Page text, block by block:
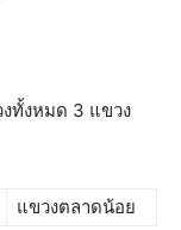
ทั้งหมด 3 แขวง
แขวงตลาดน้อย